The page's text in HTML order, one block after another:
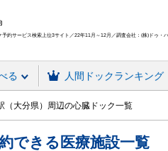
約サービス検索上位3サイト／22年11月～12月／調査会社：(株)ドゥ・ハ
る 人間ドックランキング
（大分県）周辺の心臓ドック一覧
できる 医療施設一覧